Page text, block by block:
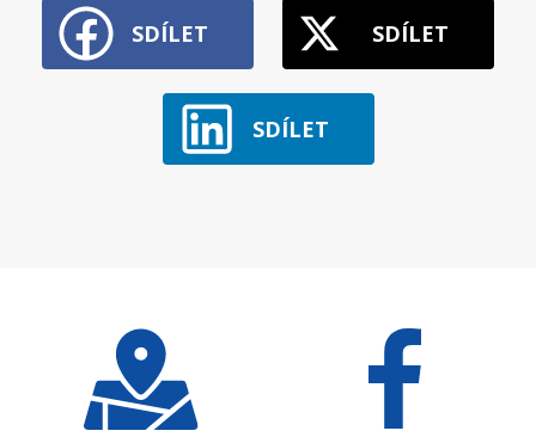
SDÍLET SDÍLET
SDÍLET